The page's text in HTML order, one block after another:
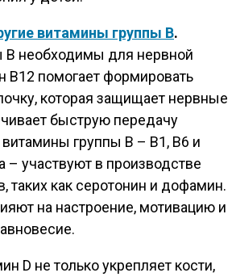
витамины группы B.
B необходимы для нервной
B12 помогает формировать
которая защищает нервные
быструю передачу
группы B – B1, B6 и
– участвуют в производстве
таких как серотонин и дофамин.
на настроение, мотивацию и
D не только укрепляет кости,